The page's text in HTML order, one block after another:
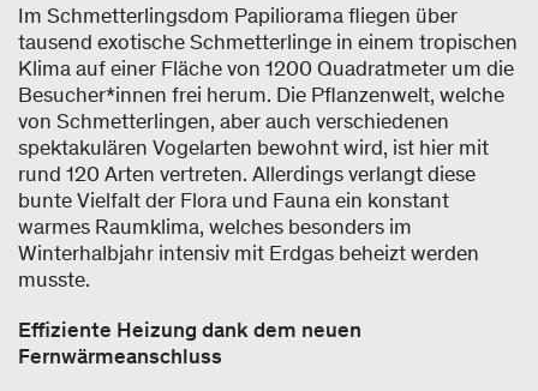
Im Schmetterlingsdom Papiliorama fliegen über
tausend exotische Schmetterlinge in einem tropischen
Klima auf einer Fläche von 1200 Quadratmeter um die
Besucher*innen frei herum. Die Pflanzenwelt, welche
von Schmetterlingen, aber auch verschiedenen
spektakulären Vogelarten bewohnt wird, ist hier mit
rund 120 Arten vertreten. Allerdings verlangt diese
bunte Vielfalt der Flora und Fauna ein konstant
warmes Raumklima, welches besonders im
Winterhalbjahr intensiv mit Erdgas beheizt werden
musste.
Effiziente Heizung dank dem neuen
Fernwärmeanschluss